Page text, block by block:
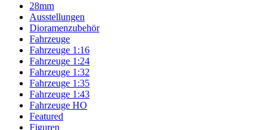
28mm
Ausstellungen
Dioramenzubehör
Fahrzeuge
Fahrzeuge 1:16
Fahrzeuge 1:24
Fahrzeuge 1:32
Fahrzeuge 1:35
Fahrzeuge 1:43
Fahrzeuge HO
Featured
Figuren